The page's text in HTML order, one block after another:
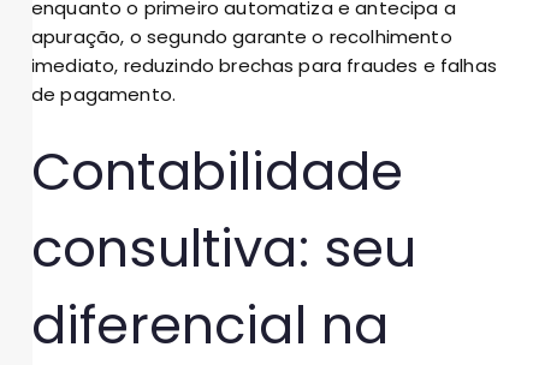
enquanto o primeiro automatiza e antecipa a
apuração, o segundo garante o recolhimento
imediato, reduzindo brechas para fraudes e falhas
de pagamento.
Contabilidade
consultiva: seu
diferencial na